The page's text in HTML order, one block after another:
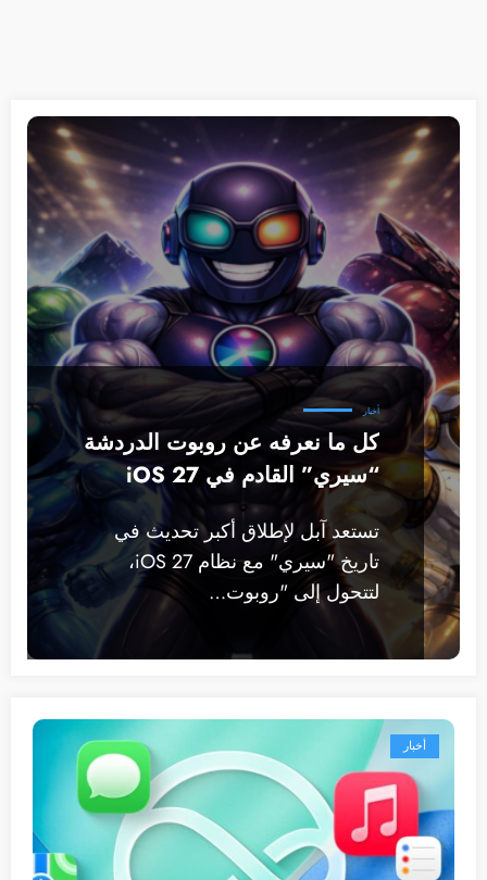
أخبار
كل ما نعرفه عن روبوت الدردشة
“سيري” القادم في iOS 27
تستعد آبل لإطلاق أكبر تحديث في
تاريخ "سيري" مع نظام iOS 27،
لتتحول إلى "روبوت…
أخبار